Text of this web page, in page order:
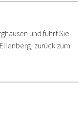
und führt Sie
zurück zum